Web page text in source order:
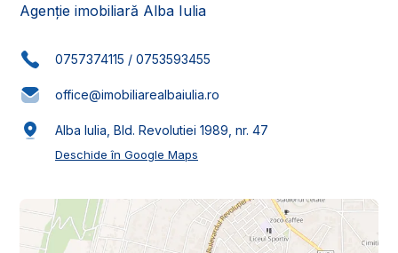
Agenție imobiliară Alba Iulia
0757374115 / 0753593455
office@imobiliarealbaiulia.ro
Alba Iulia, Bld. Revolutiei 1989, nr. 47
Deschide în Google Maps